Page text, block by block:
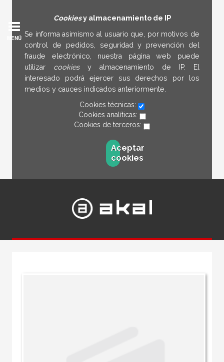
Cookiesy almacenamiento de IP
Se informa asimismo al usuario que, por motivos de
control de pedidos, seguridad y prevención del
fraude electrónico, nuestra página web puede
utilizar cookies y almacenamiento de IP. El
interesado podrá ejercer sus derechos por los
medios y cauces indicados anteriormente.
Cookies técnicas:
Cookies analíticas:
Cookies de terceros:
Aceptar
cookies
MENÚ